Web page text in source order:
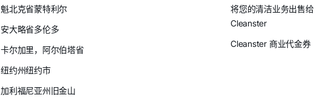
魁北克省蒙特利尔
安大略省多伦多
卡尔加里，阿尔伯塔省
纽约州纽约市
加利福尼亚州旧金山
将您的清洁业务出售给
Cleanster
Cleanster 商业代金券